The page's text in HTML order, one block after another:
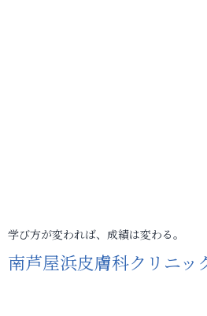
学び方が変われば、成績は変わる。
南芦屋浜皮膚科クリニッ